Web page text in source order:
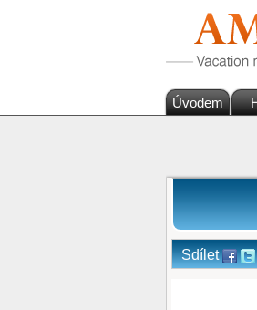
Úvodem
Sdílet